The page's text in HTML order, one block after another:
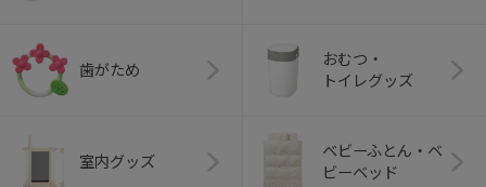
歯がため
おむつ・
トイレグッズ
室内グッズ
ベビーふとん・ベ
ビーベッド